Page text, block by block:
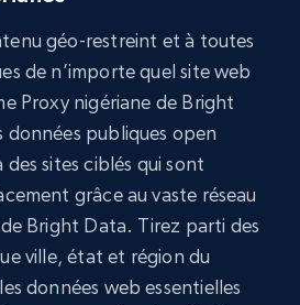
géo-restreint et à toutes
de n’importe quel site web
Proxy nigériane de Bright
publiques open
sites ciblés qui sont
grâce au vaste réseau
Bright Data. Tirez parti des
ville, état et région du
données web essentielles